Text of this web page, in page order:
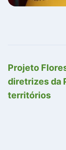
Projeto
diretrizes da
territórios